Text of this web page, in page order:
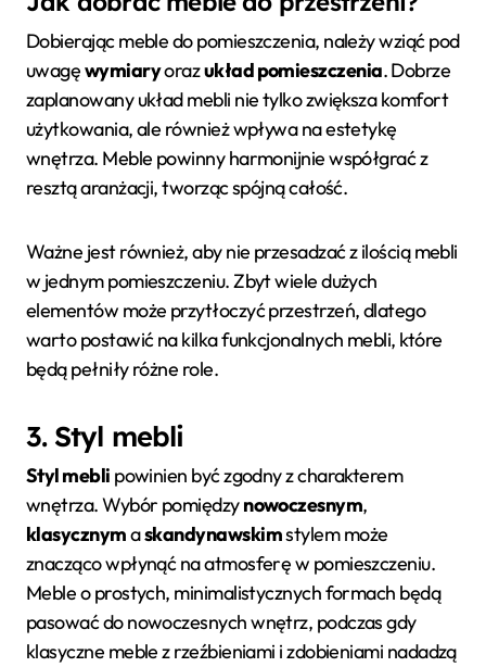
Dobierając meble do pomieszczenia, należy wziąć pod
uwagęwymiaryorazukład pomieszczenia. Dobrze
zaplanowany układ mebli nie tylko zwiększa komfort
użytkowania, ale również wpływa na estetykę
wnętrza. Meble powinny harmonijnie współgrać z
resztą aranżacji, tworząc spójną całość.
Ważne jest również, aby nie przesadzać z ilością mebli
w jednym pomieszczeniu. Zbyt wiele dużych
elementów może przytłoczyć przestrzeń, dlatego
warto postawić na kilka funkcjonalnych mebli, które
będą pełniły różne role.
3. Styl mebli
Styl mebli powinien być zgodny z charakterem
wnętrza. Wybór pomiędzynowoczesnym,
klasycznymaskandynawskimstylem może
znacząco wpłynąć na atmosferę w pomieszczeniu.
Meble o prostych, minimalistycznych formach będą
pasować do nowoczesnych wnętrz, podczas gdy
klasyczne meble z rzeźbieniami i zdobieniami nadadzą